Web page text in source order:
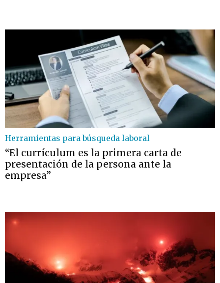
Herramientas para búsqueda laboral
“El currículum es la primera carta de
presentación de la persona ante la
empresa”